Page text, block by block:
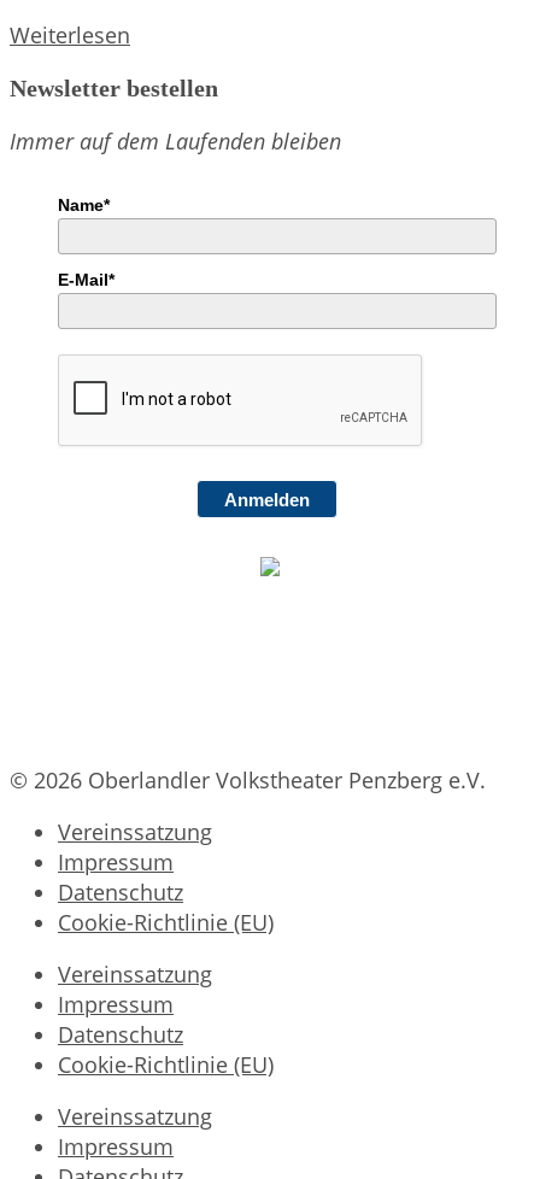
Weiterlesen
Newsletter bestellen
Immer auf dem Laufenden bleiben
Name*
E-Mail*
Anmelden
© 2026 Oberlandler Volkstheater Penzberg e.V.
Vereinssatzung
Impressum
Datenschutz
Cookie-Richtlinie (EU)
Vereinssatzung
Impressum
Datenschutz
Cookie-Richtlinie (EU)
Vereinssatzung
Impressum